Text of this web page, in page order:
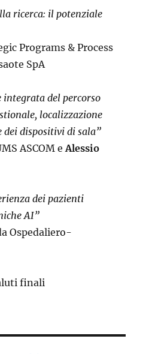
ricerca: il potenziale
Programs & Process
SpA
del percorso
localizzazione
dei dispositivi di sala”
ASCOM eAlessio
dei pazienti
AI”
Ospedaliero-
finali